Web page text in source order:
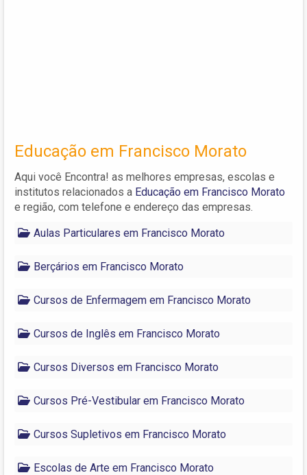
Educação em Francisco Morato
Aqui você Encontra! as melhores empresas, escolas e
institutos relacionados a Educação em Francisco Morato
e região, com telefone e endereço das empresas.
Aulas Particulares em Francisco Morato
Berçários em Francisco Morato
Cursos de Enfermagem em Francisco Morato
Cursos de Inglês em Francisco Morato
Cursos Diversos em Francisco Morato
Cursos Pré-Vestibular em Francisco Morato
Cursos Supletivos em Francisco Morato
Escolas de Arte em Francisco Morato